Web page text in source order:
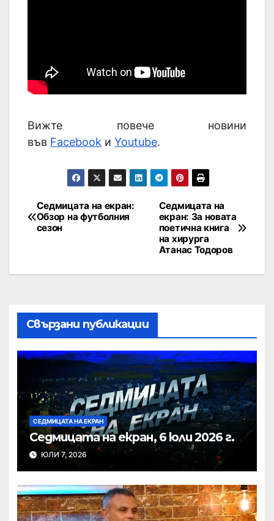
Вижте повече новини
във Facebook и Youtube.
Седмицата на
екран: За новата
поетична книга
на хирурга
Атанас Тодоров
Седмицата на екран:
Обзор на футболния
сезон
Свързани публикации
СЕДМИЦАТА НА ЕКРАН
Седмицата на екран, 6 юли 2026 г.
ЮЛИ 7, 2026